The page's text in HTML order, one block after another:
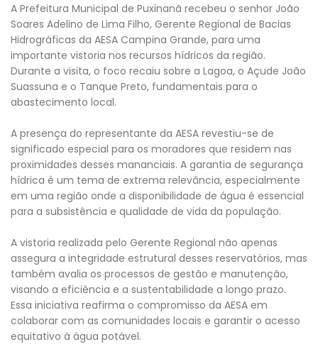
A Prefeitura Municipal de Puxinanã recebeu o senhor João
Soares Adelino de Lima Filho, Gerente Regional de Bacias
Hidrográficas da AESA Campina Grande, para uma
importante vistoria nos recursos hídricos da região.
Durante a visita, o foco recaiu sobre a Lagoa, o Açude João
Suassuna e o Tanque Preto, fundamentais para o
abastecimento local.
A presença do representante da AESA revestiu-se de
significado especial para os moradores que residem nas
proximidades desses mananciais. A garantia de segurança
hídrica é um tema de extrema relevância, especialmente
em uma região onde a disponibilidade de água é essencial
para a subsistência e qualidade de vida da população.
A vistoria realizada pelo Gerente Regional não apenas
assegura a integridade estrutural desses reservatórios, mas
também avalia os processos de gestão e manutenção,
visando a eficiência e a sustentabilidade a longo prazo.
Essa iniciativa reafirma o compromisso da AESA em
colaborar com as comunidades locais e garantir o acesso
equitativo à água potável.